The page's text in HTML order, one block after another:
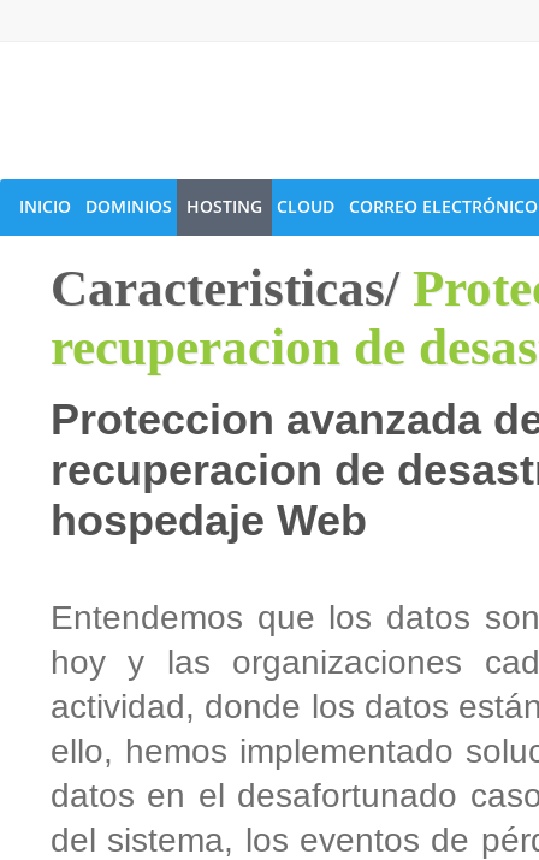
INICIO DOMINIOS HOSTING CLOUD CORREO ELECTRÓNICO
Caracteristicas/
recuperacion de
Proteccion avanzada
recuperacion de
hospedaje Web
Entendemos que los datos
hoy y las organizaciones
actividad, donde los datos
ello, hemos implementado
datos en el desafortunado
del sistema, los eventos de